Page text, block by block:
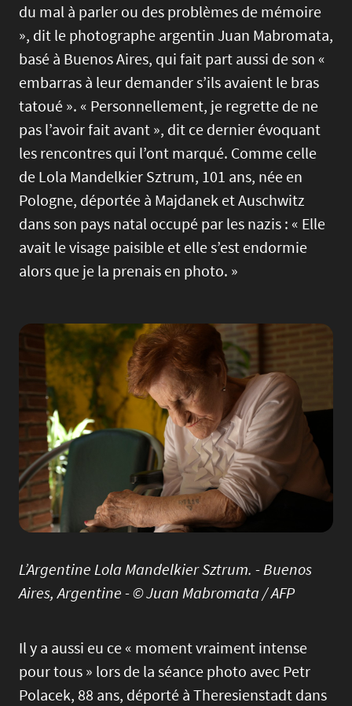
du mal à parler ou des problèmes de mémoire
», dit le photographe argentin Juan Mabromata,
basé à Buenos Aires, qui fait part aussi de son «
embarras à leur demander s’ils avaient le bras
tatoué ». « Personnellement, je regrette de ne
pas l’avoir fait avant », dit ce dernier évoquant
les rencontres qui l’ont marqué. Comme celle
de Lola Mandelkier Sztrum, 101 ans, née en
Pologne, déportée à Majdanek et Auschwitz
dans son pays natal occupé par les nazis : « Elle
avait le visage paisible et elle s’est endormie
alors que je la prenais en photo. »
Image
L’Argentine Lola Mandelkier Sztrum. - Buenos
Aires, Argentine - © Juan Mabromata / AFP
Il y a aussi eu ce « moment vraiment intense
pour tous » lors de la séance photo avec Petr
Polacek, 88 ans, déporté à Theresienstadt dans